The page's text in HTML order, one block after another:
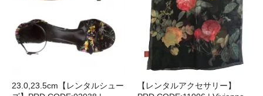
23.0,23.5cm【レンタルシュー
【レンタルアクセサリー】